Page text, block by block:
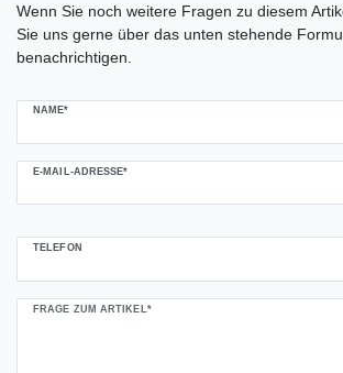
Wenn Sie noch weitere Fragen zu diesem
Sie uns gerne über das unten stehende
benachrichtigen.
NAME*
E-MAIL-ADRESSE*
TELEFON
FRAGE ZUM ARTIKEL*